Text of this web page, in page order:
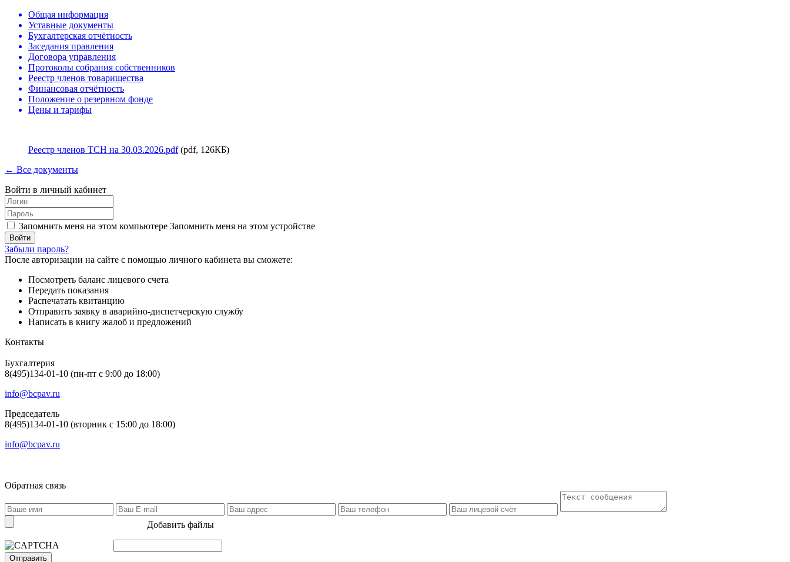
Общая информация
Уставные документы
Бухгалтерская отчётность
Заседания правления
Договора управления
Протоколы собрания собственников
Реестр членов товарищества
Финансовая отчётность
Положение о резервном фонде
Цены и тарифы
Реестр членов ТСН на 30.03.2026.pdf(pdf, 126КБ)
← Все документы
Войти в личный кабинет
Запомнить меня на этом компьютере Запомнить меня на этом устройстве
Забыли пароль?
После авторизации на сайте с помощью личного кабинета вы сможете:
Посмотреть баланс лицевого счета
Передать показания
Распечатать квитанцию
Отправить заявку в аварийно-диспетчерскую службу
Написать в книгу жалоб и предложений
Контакты
Бухгалтерия
8(495)134-01-10 (пн-пт с 9:00 до 18:00)
info@bcpav.ru
Председатель
8(495)134-01-10 (вторник с 15:00 до 18:00)
info@bcpav.ru
Обратная связь
Добавить файлы
Отправить